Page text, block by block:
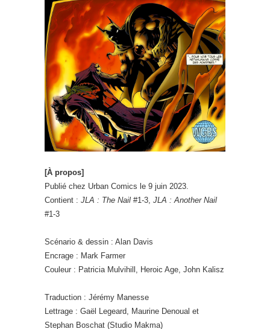
[À propos]
Publié chez Urban Comics le 9 juin 2023.
Contient : JLA : The Nail #1-3, JLA : Another Nail
#1-3
Scénario & dessin : Alan Davis
Encrage : Mark Farmer
Couleur : Patricia Mulvihill, Heroic Age, John Kalisz
Traduction : Jérémy Manesse
Lettrage : Gaël Legeard, Maurine Denoual et
Stephan Boschat (Studio Makma)